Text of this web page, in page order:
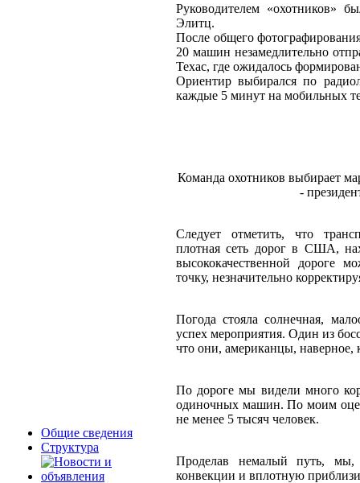
Общие сведения
Структура
Руководителем «охотников»
Элитц.
После общего
20 машин незамедлительно
Техас, где ожидалось
Ориентир выбирался по
каждые 5 минут на мобильных
Команда охотников выбирает
-
Следует отметить, что
плотная сеть дорог в США,
высококачественной дороге
точку, незначительно
Погода стояла солнечная,
успех мероприятия. Один из
что они, американцы,
По дороге мы видели много
одиночных машин. По моим
не менее 5 тысяч человек.
Проделав немалый путь, мы,
конвекции и вплотную